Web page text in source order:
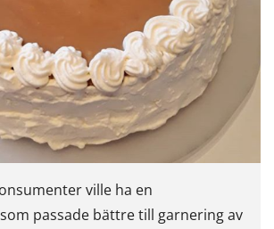
ville ha en
passade bättre till garnering av